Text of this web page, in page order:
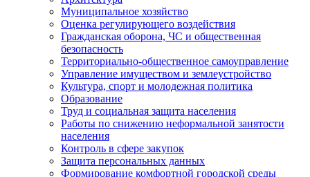
Муниципальное хозяйство
Оценка регулирующего воздействия
Гражданская оборона, ЧС и общественная
безопасность
Территориально-общественное самоуправление
Управление имуществом и землеустройство
Культура, спорт и молодежная политика
Образование
Труд и социальная защита населения
Работы по снижению неформальной занятости
населения
Контроль в сфере закупок
Защита персональных данных
Формирование комфортной городской среды